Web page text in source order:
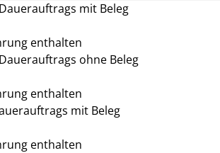
mit Beleg
enthalten
ohne Beleg
enthalten
mit Beleg
enthalten